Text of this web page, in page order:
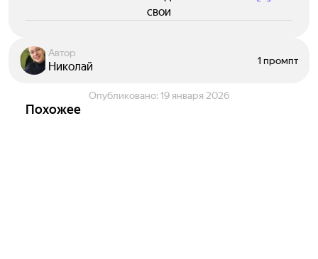
свои
Автор
Николай 1 промпт
Опубликовано: 19 января 2026
Похожее